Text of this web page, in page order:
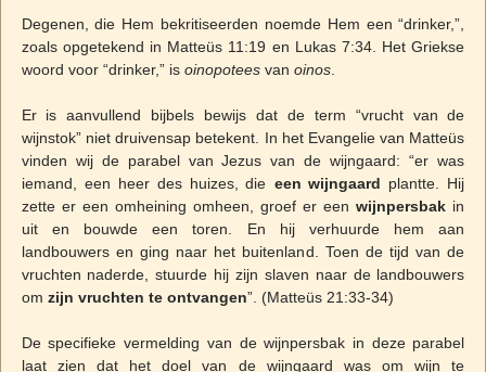
Degenen, die Hem bekritiseerden noemde Hem een “drinker,”,
zoals opgetekend in Matteüs 11:19 en Lukas 7:34. Het Griekse
woord voor “drinker,” is oinopoteesvan oinos.
Er is aanvullend bijbels bewijs dat de term “vrucht van de
wijnstok” niet druivensap betekent. In het Evangelie van Matteüs
vinden wij de parabel van Jezus van de wijngaard: “er was
iemand, een heer des huizes, die een wijngaard plantte. Hij
zette er een omheining omheen, groef er eenwijnpersbak in
uit en bouwde een toren. En hij verhuurde hem aan
landbouwers en ging naar het buitenland. Toen de tijd van de
vruchten naderde, stuurde hij zijn slaven naar de landbouwers
om zijn vruchten te ontvangen”. (Matteüs 21:33-34)
De specifieke vermelding van de wijnpersbak in deze parabel
laat zien dat het doel van de wijngaard was om wijn te